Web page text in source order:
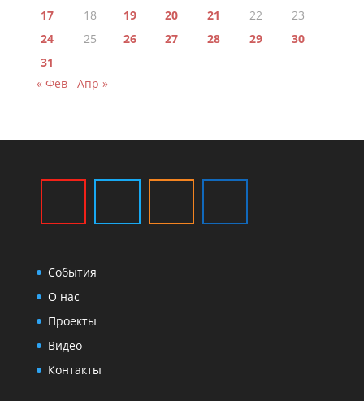
17
18 19 20 21 22
23
24
25 26 27 28 29
30
31
« Фев
Апр »
События
О нас
Проекты
Видео
Контакты